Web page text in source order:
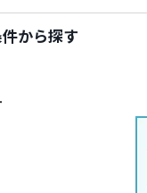
から探す